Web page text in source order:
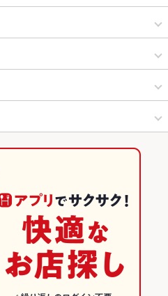
他
の他
その他
他
グラタン
キング
キング